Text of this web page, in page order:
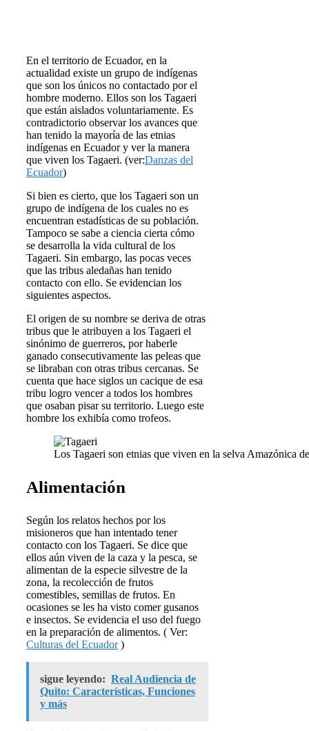
En el territorio de Ecuador, en la
actualidad existe un grupo de indígenas
que son los únicos no contactado por el
hombre moderno. Ellos son los Tagaeri
que están aislados voluntariamente. Es
contradictorio observar los avances que
han tenido la mayoría de las etnias
indígenas en Ecuador y ver la manera
que viven los Tagaeri. (ver:Danzas del
Ecuador)
Si bien es cierto, que los Tagaeri son un
grupo de indígena de los cuales no es
encuentran estadísticas de su población.
Tampoco se sabe a ciencia cierta cómo
se desarrolla la vida cultural de los
Tagaeri. Sin embargo, las pocas veces
que las tribus aledañas han tenido
contacto con ello. Se evidencian los
siguientes aspectos.
El origen de su nombre se deriva de otras
tribus que le atribuyen a los Tagaeri el
sinónimo de guerreros, por haberle
ganado consecutivamente las peleas que
se libraban con otras tribus cercanas. Se
cuenta que hace siglos un cacique de esa
tribu logro vencer a todos los hombres
que osaban pisar su territorio. Luego este
hombre los exhibía como trofeos.
Los Tagaeri son etnias que viven en la selva Amazónica
Alimentación
Según los relatos hechos por los
misioneros que han intentado tener
contacto con los Tagaeri. Se dice que
ellos aún viven de la caza y la pesca, se
alimentan de la especie silvestre de la
zona, la recolección de frutos
comestibles, semillas de frutos. En
ocasiones se les ha visto comer gusanos
e insectos. Se evidencia el uso del fuego
en la preparación de alimentos. ( Ver:
Culturas del Ecuador)
sigue leyendo: Real Audiencia de
Quito: Características, Funciones
y más